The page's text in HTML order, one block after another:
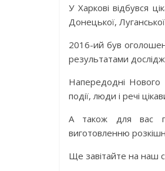
У Харкові відбувся
Донецької,
2016-ий був
результатами
Напередодні Нового
події, люди і речі
А також для вас
виготовленню
Ще завітайте на наш